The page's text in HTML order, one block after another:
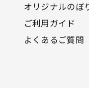
オリジナルのぼ
ご利用ガイド
よくあるご質問